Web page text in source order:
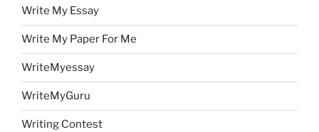
Write My Essay
Write My Paper For Me
WriteMyessay
WriteMyGuru
Writing Contest